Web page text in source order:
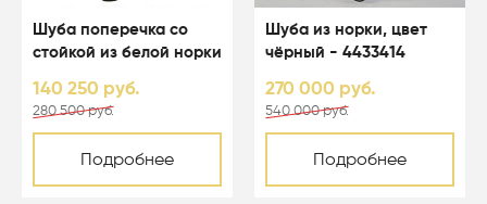
Шуба поперечка со
стойкой из белой норки
140 250 руб.
280 500 руб.
Подробнее
Шуба из норки, цвет
чёрный - 4433414
270 000 руб.
540 000 руб.
Подробнее